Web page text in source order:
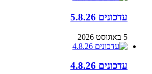
עדכונים 5.8.26
5 באוגוסט 2026
עדכונים 4.8.26